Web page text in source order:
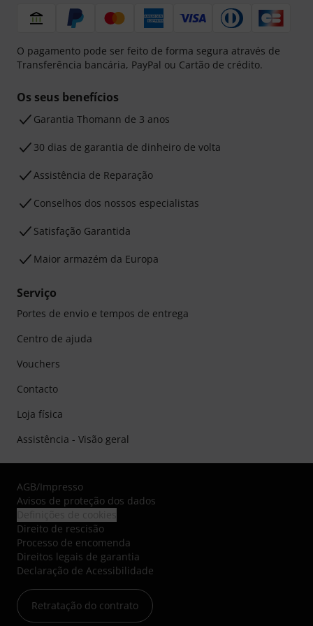
O pagamento pode ser feito de forma segura através de
Transferência bancária, PayPal ou Cartão de crédito.
Os seus benefícios
Garantia Thomann de 3 anos
30 dias de garantia de dinheiro de volta
Assistência de Reparação
Conselhos dos nossos especialistas
Satisfação Garantida
Maior armazém da Europa
Serviço
Portes de envio e tempos de entrega
Centro de ajuda
Vouchers
Contacto
Loja física
Assistência - Visão geral
AGB/Impresso
Avisos de proteção dos dados
Direito de rescisão
Processo de encomenda
Direitos legais de garantia
Declaração de Acessibilidade
Retratação do contrato